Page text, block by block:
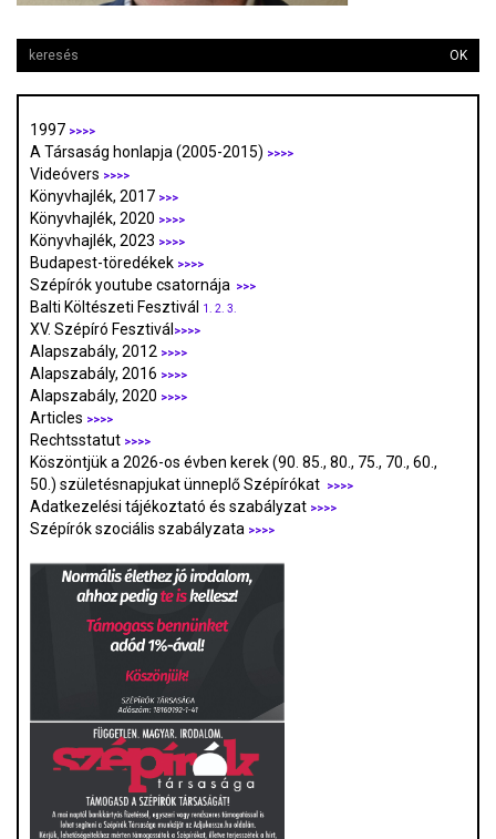
OK
1997 >>>>
A Társaság honlapja (2005-2015) >>>>
Videóvers >>>>
Könyvhajlék, 2017 >>>
Könyvhajlék, 2020 >>>>
Könyvhajlék, 2023 >>>>
Budapest-töredékek >>>>
Szépírók youtube csatornája >>>
Balti Költészeti Fesztivál 1. 2. 3.
XV. Szépíró Fesztivál >>>>
Alapszabály, 2012 >>>>
Alapszabály, 2016 >>>>
Alapszabály, 2020 >>>>
Articles >>>>
Rechtsstatut >>>>
Köszöntjük a 2026-os évben kerek (90. 85., 80., 75., 70., 60.,
50.) születésnapjukat ünneplő Szépírókat
>>>>
Adatkezelési tájékoztató és szabályzat >>>>
Szépírók szociális szabályzata >>>>